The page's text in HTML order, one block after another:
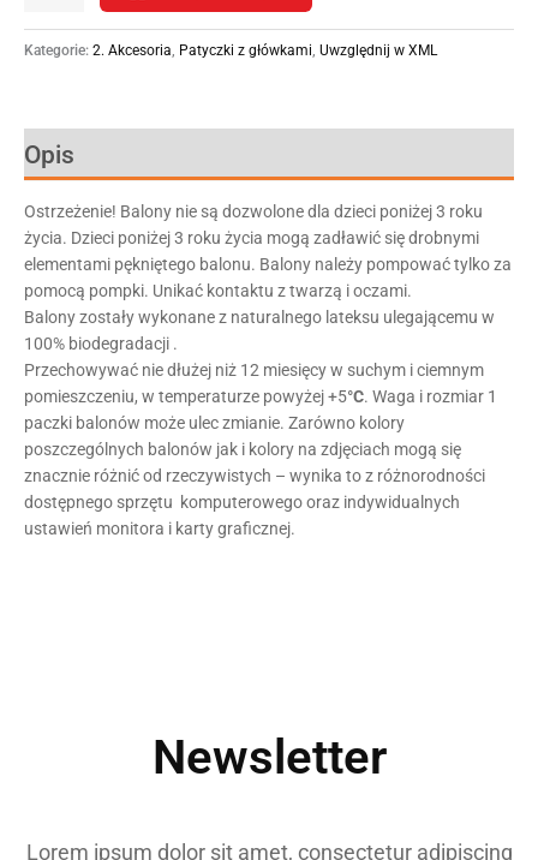
Kategorie: 2. Akcesoria Patyczki z główkami Uwzględnij w XML
Opis
Ostrzeżenie! Balony nie są dozwolone dla dzieci poniżej 3 roku
życia. Dzieci poniżej 3 roku życia mogą zadławić się drobnymi
elementami pękniętego balonu. Balony należy pompować tylko za
pomocą pompki. Unikać kontaktu z twarzą i oczami.
Balony zostały wykonane z naturalnego lateksu ulegającemu w
100% biodegradacji .
Przechowywać nie dłużej niż 12 miesięcy w suchym i ciemnym
pomieszczeniu, w temperaturze powyżej +5°C. Waga i rozmiar 1
paczki balonów może ulec zmianie. Zarówno kolory
poszczególnych balonów jak i kolory na zdjęciach mogą się
znacznie różnić od rzeczywistych – wynika to z różnorodności
dostępnego sprzętu komputerowego oraz indywidualnych
ustawień monitora i karty graficznej.
Newsletter
Lorem ipsum dolor sit amet, consectetur adipiscing